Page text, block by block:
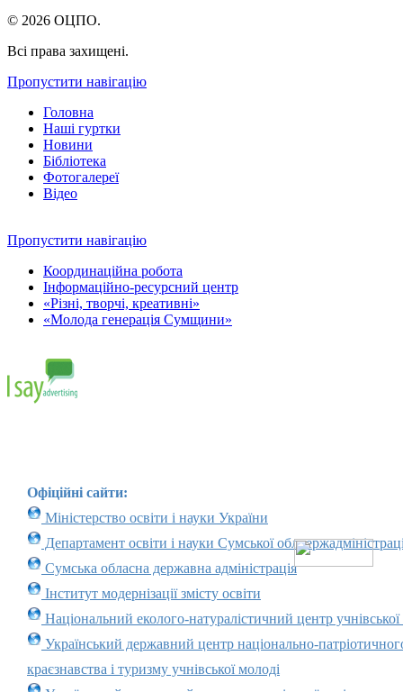
© 2026 ОЦПО.
Всі права захищені.
Пропустити навігацію
Головна
Наші гуртки
Новини
Бібліотека
Фотогалереї
Відео
Пропустити навігацію
Координаційна робота
Інформаційно-ресурсний центр
«Різні, творчі, креативні»
«Молода генерація Сумщини»
Офіційні сайти:
Міністерство освіти і науки України
Департамент освіти і науки Сумської
Сумська обласна державна адміністрація
Інститут модернізації змісту освіти
Національний еколого-натуралістичний центр учнівської
Український державний центр національно-
краєзнавства і туризму учнівської молоді